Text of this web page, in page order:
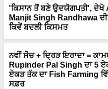
'ਕਿਸਾਨ ਤੋਂ ਬਣੇ ਉਦਯੋਗਪਤੀ', ਦੇਖੋ
Manjit Singh Randhawa
ਕਿਵੇਂ ਬਦਲੀ ਕਿਸਮਤ
ਨਵੀਂ ਸੋਚ + ਦ੍ਰਿੜ ਇਰਾਦਾ =
Rupinder Pal Singh ਦਾ 5
ਏਕੜ ਤੱਕ ਦਾ Fish Farming
ਸਫ਼ਰ